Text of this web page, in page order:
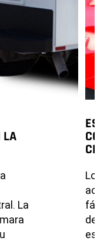
LA
La